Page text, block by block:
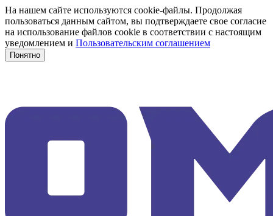
На нашем сайте используются cookie-файлы. Продолжая
пользоваться данным сайтом, вы подтверждаете свое согласие
на использование файлов cookie в соответствии с настоящим
уведомлением и Пользовательским соглашением
Понятно